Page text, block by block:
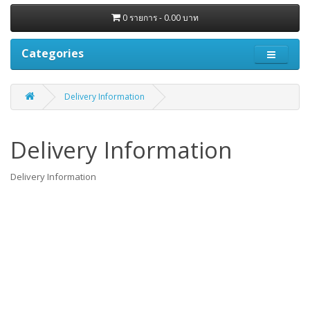
0 รายการ - 0.00 บาท
Categories
Delivery Information
Delivery Information
Delivery Information